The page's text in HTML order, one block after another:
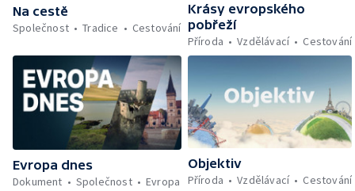
Na cestě
Společnost
Tradice Cestování
Krásy evropského
pobřeží
Příroda
Vzdělávací Cestování
Evropa dnes
Dokument
Společnost Evropa
Objektiv
Příroda
Vzdělávací Cestování